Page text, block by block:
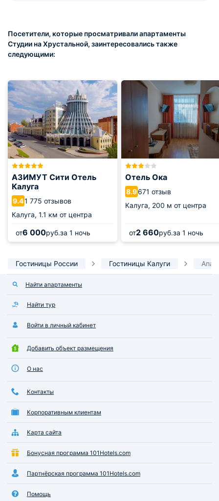
Посетители, которые просматривали апартаменты
Студии на Хрустальной, заинтересовались также
следующими:
АЗИМУТ Сити Отель
Калуга
9.41 775 отзывов
Калуга, 1.1 км от центра
от6 000руб.за 1 ночь
Отель Ока
8.9671 отзыв
Калуга, 200 м от центра
от2 660руб.за 1 ночь
Гостиницы России Гостиницы Калуги
Найти апартаменты
Найти тур
Войти в личный кабинет
Добавить объект размещения
О нас
Контакты
Корпоративным клиентам
Карта сайта
Бонусная программа 101Hotels.com
Партнёрская программа 101Hotels.com
Помощь